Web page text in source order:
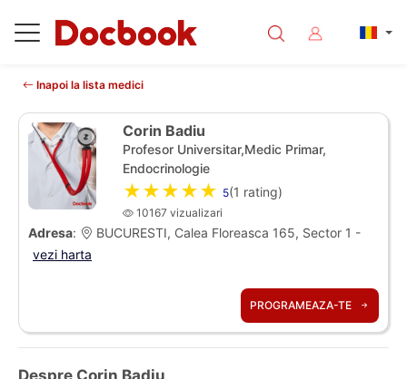
Inapoi la lista medici
Corin Badiu
Profesor Universitar,Medic Primar,
Endocrinologie
★★★★★ 5(1 rating)
10167 vizualizari
Adresa:
BUCURESTI, Calea Floreasca 165, Sector 1 -
vezi harta
PROGRAMEAZA-TE
Despre Corin Badiu